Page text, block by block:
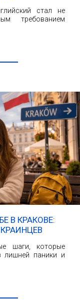
стал не
требованием
В КРАКОВЕ:
шаги, которые
лишней паники и